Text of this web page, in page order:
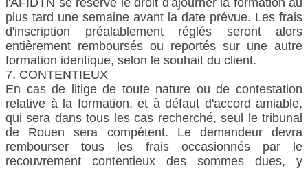
l'AFIDTN se réserve le droit d'ajourner la formation au
plus tard une semaine avant la date prévue. Les frais
d'inscription préalablement réglés seront alors
entièrement remboursés ou reportés sur une autre
formation identique, selon le souhait du client.
7. CONTENTIEUX
En cas de litige de toute nature ou de contestation
relative à la formation, et à défaut d'accord amiable,
qui sera dans tous les cas recherché, seul le tribunal
de Rouen sera compétent. Le demandeur devra
rembourser tous les frais occasionnés par le
recouvrement contentieux des sommes dues, y